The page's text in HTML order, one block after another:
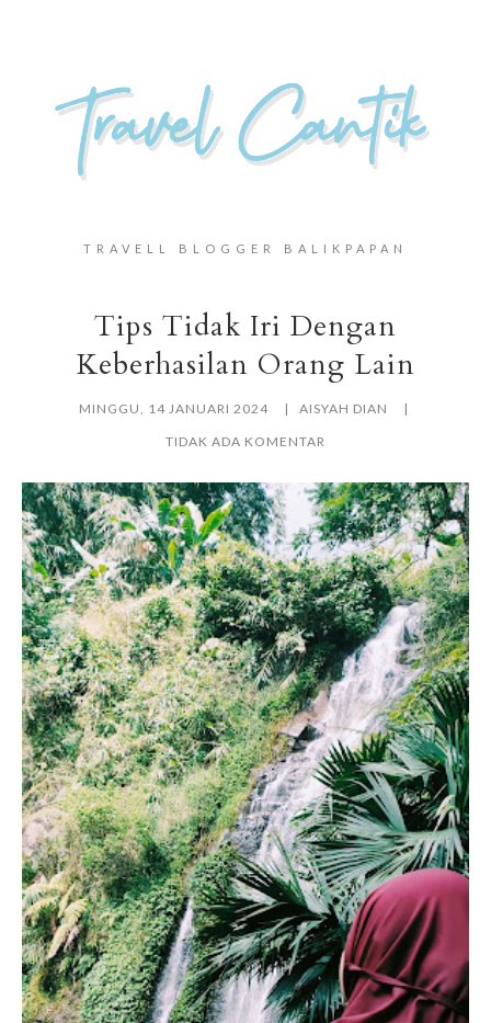
TRAVELL BLOGGER BALIKPAPAN
Tips Tidak Iri Dengan
Keberhasilan Orang Lain
MINGGU, 14 JANUARI 2024
AISYAH DIAN
TIDAK ADA KOMENTAR